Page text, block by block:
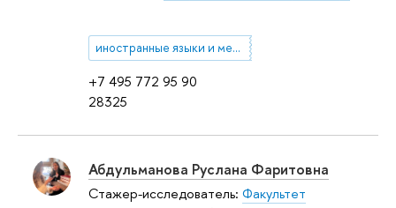
+7 495 772 95 90
28325
иностранные языки и межкультурная коммуникация
Абдульманова Руслана Фаритовна
Стажер-исследователь: Факультет